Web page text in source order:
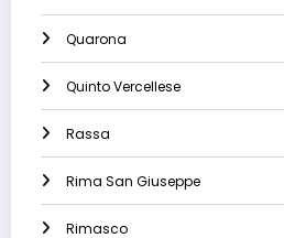
Quarona
Quinto Vercellese
Rassa
Rima San Giuseppe
Rimasco